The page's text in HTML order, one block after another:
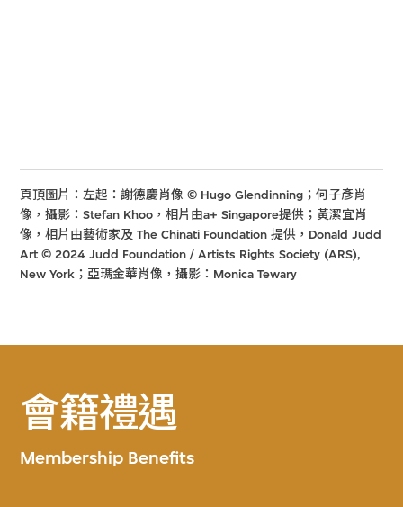
頁頂圖片：左起：謝德慶肖像 © Hugo Glendinning；何子彥肖
像，攝影：Stefan Khoo，相片由a+ Singapore提供；黃潔宜肖
像，相片由藝術家及 The Chinati Foundation 提供，Donald Judd
Art © 2024 Judd Foundation / Artists Rights Society (ARS),
New York；亞瑪金華肖像，攝影：Monica Tewary
會籍禮遇
Membership Benefits